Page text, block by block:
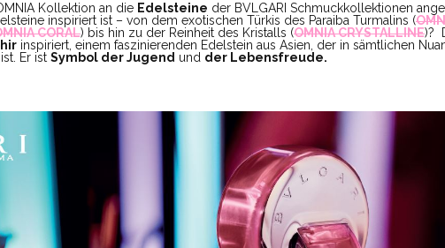
Kollektion an die Edelsteine der BVLGARI Schmuckkollektionen
inspiriert ist – von dem exotischen Türkis des Paraiba Turmalins (
CORAL) bis hin zu der Reinheit des Kristalls (OMNIA CRYSTALLINE)?
inspiriert, einem faszinierenden Edelstein aus Asien, der in sämtlichen
Er ist Symbol der Jugend und der Lebensfreude.